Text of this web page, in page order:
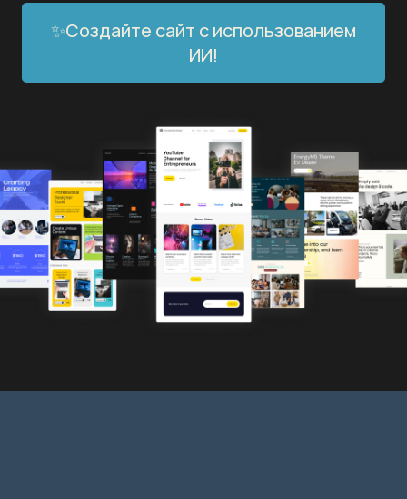
✨Создайте сайт с использованием
ИИ!